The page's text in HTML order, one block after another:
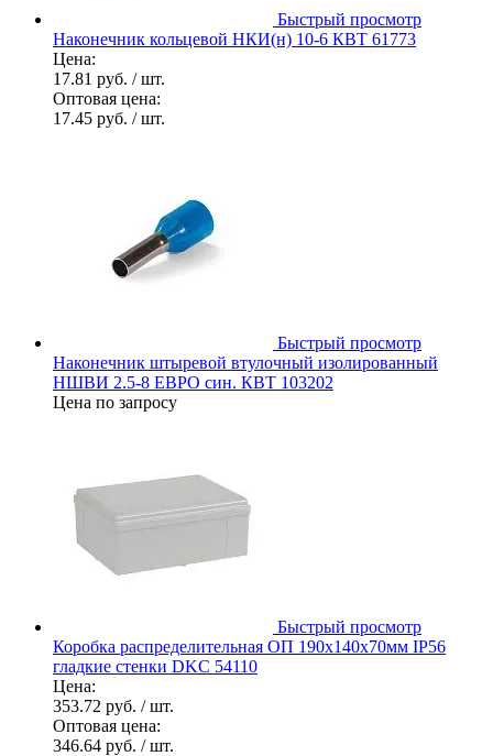
Быстрый просмотр
Наконечник кольцевой НКИ(н) 10-6 КВТ 61773
Цена:
17.81 руб. / шт.
Оптовая цена:
17.45 руб. / шт.
Быстрый просмотр
Наконечник штыревой втулочный изолированный
НШВИ 2.5-8 ЕВРО син. КВТ 103202
Цена по запросу
Быстрый просмотр
Коробка распределительная ОП 190х140х70мм IP56
гладкие стенки DKC 54110
Цена:
353.72 руб. / шт.
Оптовая цена:
346.64 руб. / шт.